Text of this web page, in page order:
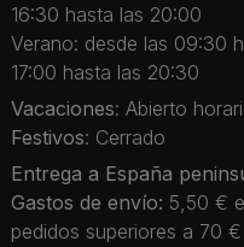
16:30 hasta las 20:00
Verano: desde las 09:30
17:00 hasta las 20:30
Vacaciones: Abierto
Festivos: Cerrado
Entrega a España
Gastos de envío: 5,50 €
pedidos superiores a 70